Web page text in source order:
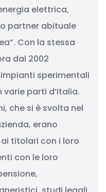
elettrica,
partner abituale
Con la stessa
dal 2002
sperimentali
varie parti d’Italia.
che si è svolta nel
erano
titolari con i loro
con le loro